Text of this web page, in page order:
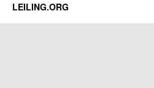
LEILING.ORG